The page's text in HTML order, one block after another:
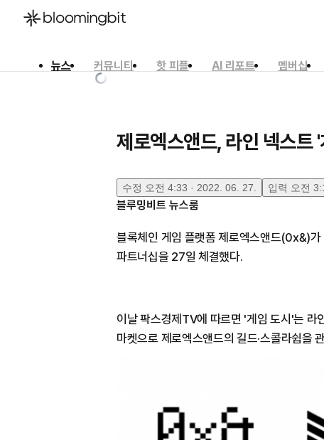
뉴스 커뮤니티 핫 피플 AI 리포트 멤버십
제로엑스앤드, 라인 넥스트
수정 오전 4:33 · 2022. 06. 27. 입력 오전
블루밍비트 뉴스룸
블록체인 게임 플랫폼 제로엑스앤드(0x&)
파트너십을 27일 체결했다.
이날 팍스경제TV에 따르면 '게임 도시'는
마켓으로 제로엑스앤드의 길드·스콜라쉽